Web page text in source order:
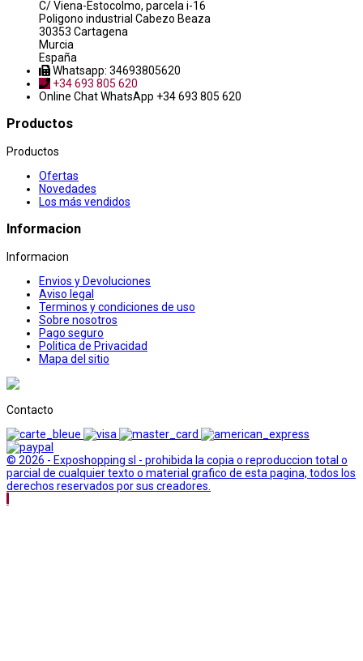
C/ Viena-Estocolmo, parcela i-16
Poligono industrial Cabezo Beaza
30353 Cartagena
Murcia
España
Whatsapp: 34693805620
+34 693 805 620
Online ChatWhatsApp +34 693 805 620
Productos
Productos
Ofertas
Novedades
Los más vendidos
Informacion
Informacion
Envios y Devoluciones
Aviso legal
Terminos y condiciones de uso
Sobre nosotros
Pago seguro
Politica de Privacidad
Mapa del sitio
Contacto
© 2026 - Exposhopping sl - prohibida la copia o reproduccion total o
parcial de cualquier texto o material grafico de esta pagina, todos los
derechos reservados por sus creadores.